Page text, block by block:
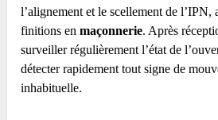
l’alignement et le scellement de l’IPN,
finitions enmaçonnerie. Après
surveiller régulièrement l’état de
détecter rapidement tout signe de
inhabituelle.